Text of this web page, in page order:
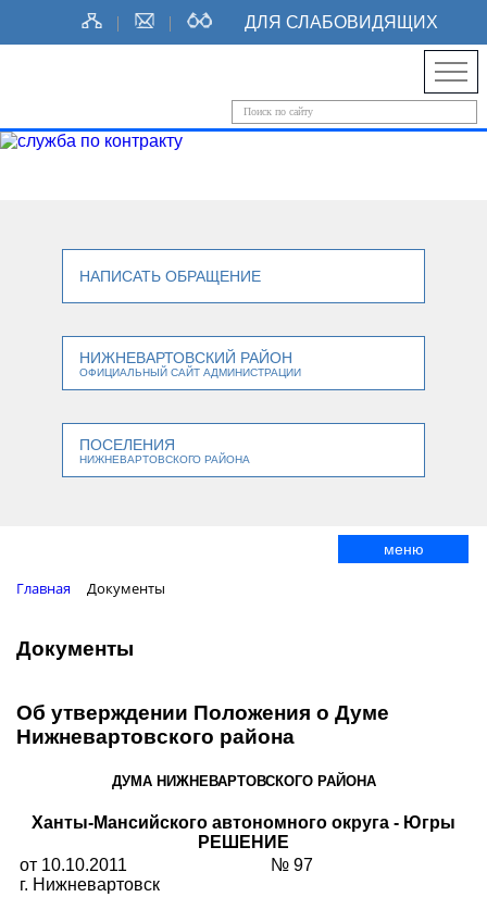
ДЛЯ СЛАБОВИДЯЩИХ
НАПИСАТЬ ОБРАЩЕНИЕ
НИЖНЕВАРТОВСКИЙ РАЙОН
ОФИЦИАЛЬНЫЙ САЙТ АДМИНИСТРАЦИИ
ПОСЕЛЕНИЯ
НИЖНЕВАРТОВСКОГО РАЙОНА
меню
Главная Документы
Документы
Об утверждении Положения о Думе
Нижневартовского района
ДУМА НИЖНЕВАРТОВСКОГО РАЙОНА
Ханты-Мансийского автономного округа - Югры
РЕШЕНИЕ
от 10.10.2011
г. Нижневартовск
№ 97